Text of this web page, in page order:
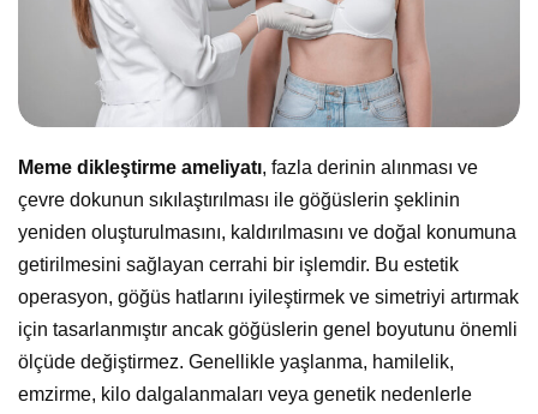
Meme dikleştirme ameliyatı, fazla derinin alınması ve
çevre dokunun sıkılaştırılması ile göğüslerin şeklinin
yeniden oluşturulmasını, kaldırılmasını ve doğal konumuna
getirilmesini sağlayan cerrahi bir işlemdir. Bu estetik
operasyon, göğüs hatlarını iyileştirmek ve simetriyi artırmak
için tasarlanmıştır ancak göğüslerin genel boyutunu önemli
ölçüde değiştirmez. Genellikle yaşlanma, hamilelik,
emzirme, kilo dalgalanmaları veya genetik nedenlerle